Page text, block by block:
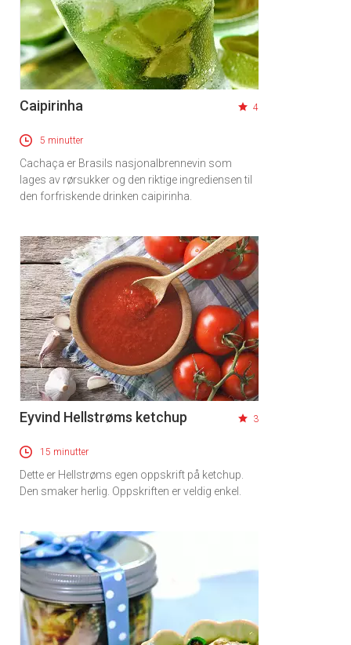
Caipirinha 4
5 minutter
Cachaça er Brasils nasjonalbrennevin som
lages av rørsukker og den riktige ingrediensen til
den forfriskende drinken caipirinha.
Eyvind Hellstrøms ketchup 3
15 minutter
Dette er Hellstrøms egen oppskrift på ketchup.
Den smaker herlig. Oppskriften er veldig enkel.